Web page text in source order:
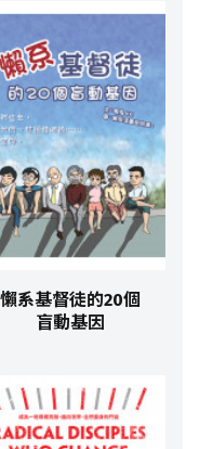
懶系基督徒的20個
盲動基因